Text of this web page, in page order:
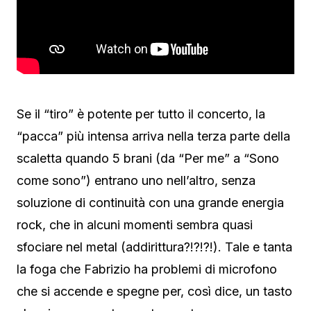
Se il “tiro” è potente per tutto il concerto, la
“pacca” più intensa arriva nella terza parte della
scaletta quando 5 brani (da “Per me” a “Sono
come sono”) entrano uno nell’altro, senza
soluzione di continuità con una grande energia
rock, che in alcuni momenti sembra quasi
sfociare nel metal (addirittura?!?!?!). Tale e tanta
la foga che Fabrizio ha problemi di microfono
che si accende e spegne per, così dice, un tasto